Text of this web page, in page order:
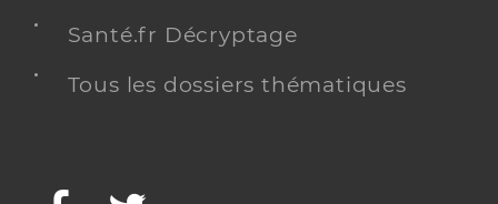
Santé.fr Décryptage
Tous les dossiers thématiques